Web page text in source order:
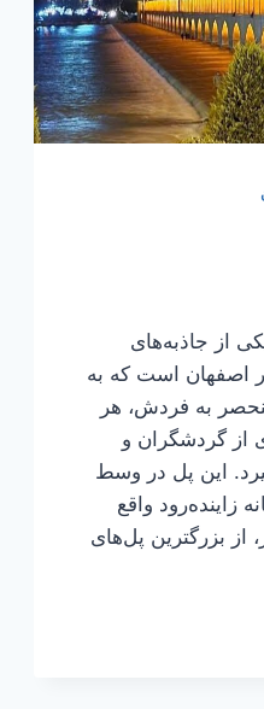
از جاذبه‌های
اصفهان است که به
به فردش، هر
از گردشگران و
این پل در وسط
زاینده‌رود واقع
با عرض 295 متر، از بزرگترین پل‌های